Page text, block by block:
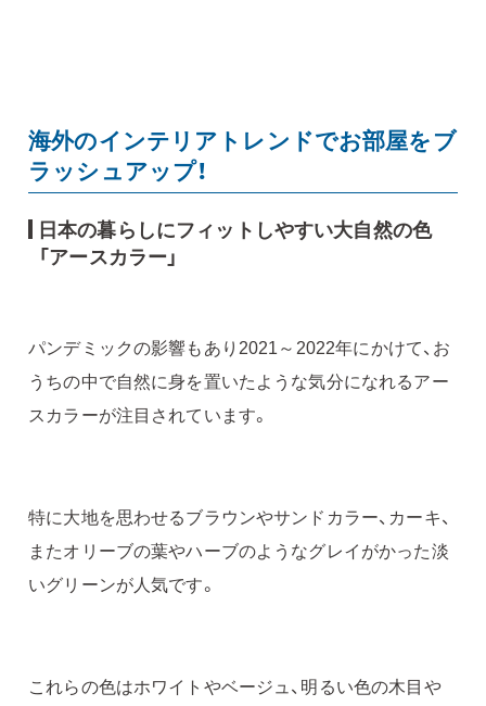
海外のインテリアトレンドでお部屋をブ
ラッシュアップ！
日本の暮らしにフィットしやすい大自然の色
「アースカラー」
パンデミックの影響もあり2021～2022年にかけて、お
うちの中で自然に身を置いたような気分になれるアー
スカラーが注目されています。
特に大地を思わせるブラウンやサンドカラー、カーキ、
またオリーブの葉やハーブのようなグレイがかった淡
いグリーンが人気です。
これらの色はホワイトやベージュ、明るい色の木目や